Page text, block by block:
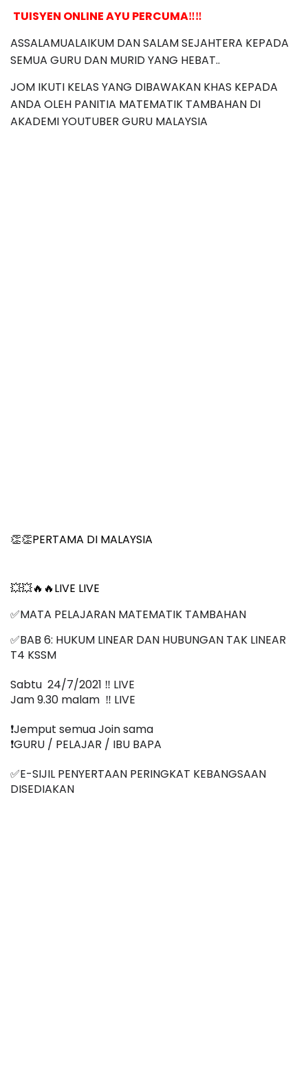
TUISYEN ONLINE AYU PERCUMA‼️‼️
ASSALAMUALAIKUM DAN SALAM SEJAHTERA KEPADA
SEMUA GURU DAN MURID YANG HEBAT..
JOM IKUTI KELAS YANG DIBAWAKAN KHAS KEPADA
ANDA OLEH PANITIA MATEMATIK TAMBAHAN DI
AKADEMI YOUTUBER GURU MALAYSIA
👏👏PERTAMA DI MALAYSIA
💥💥🔥🔥LIVE LIVE
✅MATA PELAJARAN MATEMATIK TAMBAHAN
✅BAB 6: HUKUM LINEAR DAN HUBUNGAN TAK LINEAR
T4 KSSM
Sabtu  24/7/2021 ‼️ LIVE
Jam 9.30 malam  ‼️ LIVE
❗️Jemput semua Join sama
❗️GURU / PELAJAR / IBU BAPA
✅E-SIJIL PENYERTAAN PERINGKAT KEBANGSAAN
DISEDIAKAN